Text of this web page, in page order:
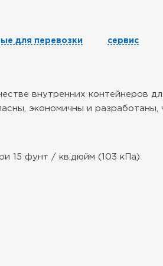
для перевозки сервис
внутренних контейнеров
экономичны и
15 фунт / кв.дюйм (103 кПа)